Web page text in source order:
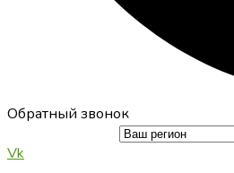
Обратный звонок
Vk